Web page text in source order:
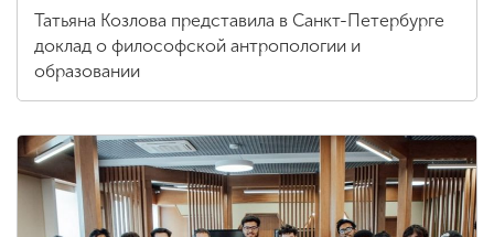
Татьяна Козлова представила в Санкт-Петербурге
доклад о философской антропологии и
образовании